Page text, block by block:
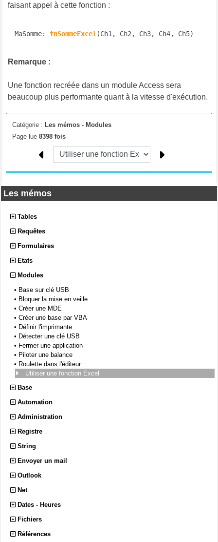
Les mémos
Tables
Requêtes
Formulaires
Etats
Modules
• Base sur clé USB
• Bloquer la mise en veille
• Créer une MDE
• Créer une base par VBA
• Définir l'imprimante
• Détecter une clé USB
• Fermer une application
• Piloter une balance
• Roulette dans l'éditeur
Utiliser une fonction Excel
Base
Automation
Administration
Registre
String
Envoyer un mail
Outlook
Net
Dates - Heures
Fichiers
Références
faisant appel à cette fonction :
MaSomme: fnSommeExcel (Ch1, Ch2, Ch3, Ch4, Ch5)
Remarque :
Une fonction recréée dans un module Access sera
beaucoup plus performante quant à la vitesse d'exécution.
Catégorie : Les mémos - Modules
Page lue 8398 fois